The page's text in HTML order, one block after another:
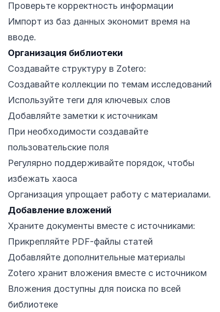
Проверьте корректность информации
Импорт из баз данных экономит время на
вводе.
Организация библиотеки
Создавайте структуру в Zotero:
Создавайте коллекции по темам исследований
Используйте теги для ключевых слов
Добавляйте заметки к источникам
При необходимости создавайте
пользовательские поля
Регулярно поддерживайте порядок, чтобы
избежать хаоса
Организация упрощает работу с материалами.
Добавление вложений
Храните документы вместе с источниками:
Прикрепляйте PDF-файлы статей
Добавляйте дополнительные материалы
Zotero хранит вложения вместе с источником
Вложения доступны для поиска по всей
библиотеке